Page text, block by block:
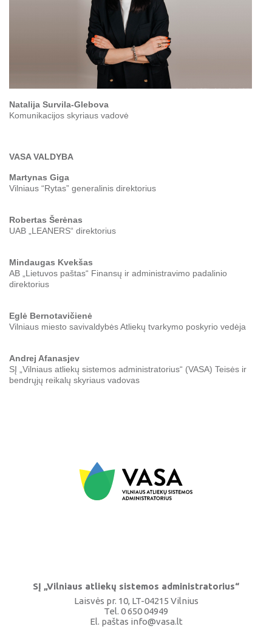
Natalija Survila-Glebova
Komunikacijos skyriaus vadovė
VASA VALDYBA
Martynas Giga
Vilniaus “Rytas” generalinis direktorius
Robertas Šerėnas
UAB „LEANERS“ direktorius
Mindaugas Kvekšas
AB „Lietuvos paštas“ Finansų ir administravimo padalinio
direktorius
Eglė Bernotavičienė
Vilniaus miesto savivaldybės Atliekų tvarkymo poskyrio vedėja
Andrej Afanasjev
SĮ „Vilniaus atliekų sistemos administratorius“ (VASA) Teisės ir
bendrųjų reikalų skyriaus vadovas
SĮ „Vilniaus atliekų sistemos administratorius“
Laisvės pr. 10, LT-04215 Vilnius
Tel. 0 650 04949
El. paštas info@vasa.lt